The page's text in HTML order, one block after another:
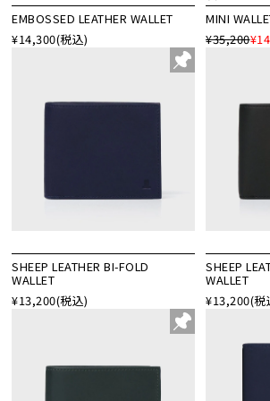
EMBOSSED LEATHER WALLET
¥14,300(税込)
MINI
¥35,200
SHEEP LEATHER BI-FOLD
WALLET
¥13,200(税込)
SHEEP
WALLET
¥13,200(税